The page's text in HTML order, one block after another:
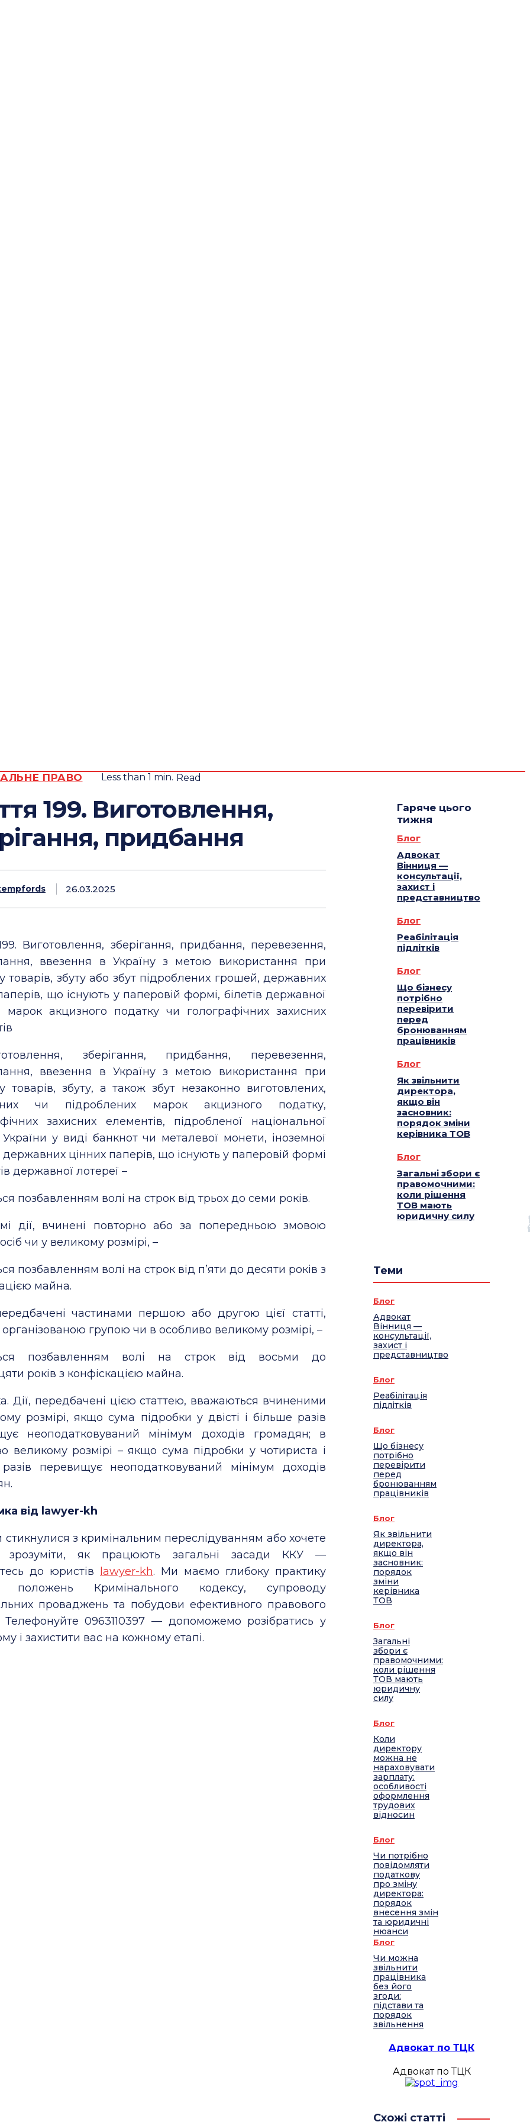
ПРАВО Less than 1 min. Read
199. Виготовлення,
придбання
26.03.2025
Виготовлення, зберігання, придбання, перевезення,
ввезення в Україну з метою використання при
товарів, збуту або збут підроблених грошей, державних
що існують у паперовій формі, білетів державної
марок акцизного податку чи голографічних захисних
зберігання, придбання, перевезення,
ввезення в Україну з метою використання при
товарів, збуту, а також збут незаконно виготовлених,
чи підроблених марок акцизного податку,
захисних елементів, підробленої національної
у виді банкнот чи металевої монети, іноземної
цінних паперів, що існують у паперовій формі
державної лотереї –
позбавленням волі на строк від трьох до семи років.
дії, вчинені повторно або за попередньою змовою
чи у великому розмірі, –
позбавленням волі на строк від п’яти до десяти років з
майна.
частинами першою або другою цієї статті,
організованою групою чи в особливо великому розмірі, –
позбавленням волі на строк від восьми до
років з конфіскацією майна.
Дії, передбачені цією статтею, вважаються вчиненими
розмірі, якщо сума підробки у двісті і більше разів
неоподатковуваний мінімум доходів громадян; в
великому розмірі – якщо сума підробки у чотириста і
перевищує неоподатковуваний мінімум доходів
від lawyer-kh
з кримінальним переслідуванням або хочете
зрозуміти, як працюють загальні засади ККУ —
до юристів
lawyer-kh. Ми маємо глибоку практику
положень Кримінального кодексу, супроводу
проваджень та побудови ефективного правового
Телефонуйте 0963110397 — допоможемо розібратись у
і захистити вас на кожному етапі.
Гаряче цього
тижня
Блог
Адвокат
Вінниця —
консультації,
захист і
представництво
Блог
Реабілітація
підлітків
Блог
Що бізнесу
потрібно
перевірити
перед
бронюванням
працівників
Блог
Як звільнити
директора,
якщо він
засновник:
порядок зміни
керівника ТОВ
Блог
Загальні збори є
правомочними:
коли рішення
ТОВ мають
юридичну силу
Теми
Блог
Адвокат
Вінниця —
консультації,
захист і
представництво
Блог
Реабілітація
підлітків
Блог
Що бізнесу
потрібно
перевірити
перед
бронюванням
працівників
Блог
Як звільнити
директора,
якщо він
засновник:
порядок
зміни
керівника
ТОВ
Блог
Загальні
збори є
правомочними:
коли рішення
ТОВ мають
юридичну
силу
Блог
Коли
директору
можна не
нараховувати
зарплату:
особливості
оформлення
трудових
відносин
Блог
Чи потрібно
повідомляти
податкову
про зміну
директора:
порядок
внесення змін
та юридичні
нюанси
Блог
Чи можна
звільнити
працівника
без його
згоди:
підстави та
порядок
звільнення
Адвокат по ТЦК
Адвокат по ТЦК
Схожі статті